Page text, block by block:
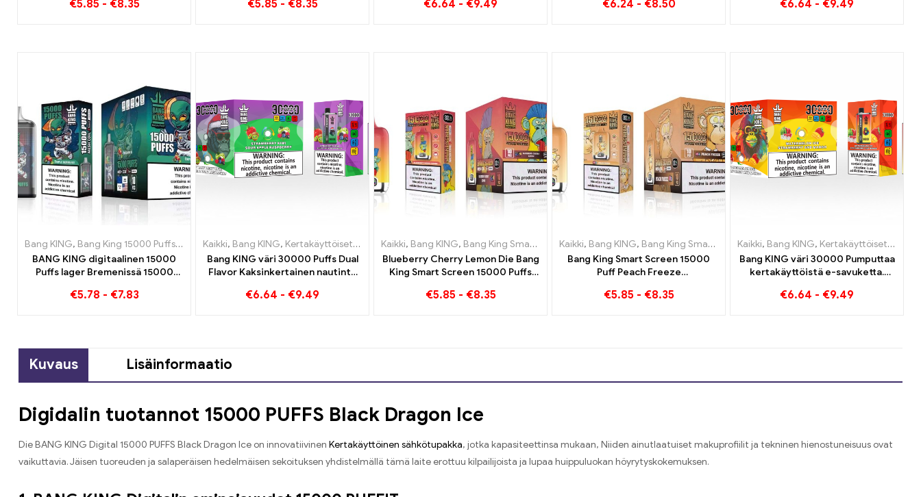
savuketta
€5.85 - €8.35
Jelly Bang King Smart Screen -
€5.85 - €8.35
Strawberry Watermelonilla ja Kiwi
€6.64 - €9.49 €6.24 - €8.50
Kaksinkertainen maku
€6.64 - €9.49
Bang KING, Bang King 15000 Puffs,Kertakäyttöinen nikotiinia sisältävä sähkötupakka,Kertakäyttöiset e-savukkeet
BANG KING digitaalinen 15000
Puffs lager Bremenissä 15000
€5.78 - €7.83
Kaikki, Bang KING, Kertakäyttöiset sähkösavukkeet Liettua , Kertakäyttöiset sähkösavukkeet Luxemburg,Kertakäyttöiset sähkösavukkeet Alankomaat,
Bang KING väri 30000 Puffs Dual
Flavor Kaksinkertainen nautinto
omenavadelman kanssa
€6.64 - €9.49
Kaikki, Bang KING, Bang King Smart Screen 15000 Pullistaa , Kertakäyttöiset sähkösavukkeet Liettua, Kertakäyttöiset
Blueberry Cherry Lemon Die Bang
King Smart Screen 15000 Puffs
kertakäyttöiseen e-
€5.85 - €8.35
Kaikki, Bang KING, Bang King Smart Screen 15000 Pullistaa , Kertakäyttöiset
Bang King Smart Screen 15000
Puff Peach Freeze
€5.85 - €8.35
Kaikki, Bang KING, Kertakäyttöiset sähkösavukkeet Liettua
Bang KING väri 30000 Pumputtaa
kertakäyttöistä e-savuketta.
vesimelonijäätelöä ja trooppista
€6.64 - €9.49
Kuvaus Lisäinformaatio
Digidalin tuotannot 15000 PUFFS Black Dragon Ice
Die BANG KING Digital 15000 PUFFS Black Dragon Ice on innovatiivinen Kertakäyttöinen sähkötupakka, jotka kapasiteettinsa mukaan, Niiden ainutlaatuiset makuprofiilit ja tekninen hienostuneisuus ovat
vaikuttavia. Jäisen tuoreuden ja salaperäisen hedelmäisen sekoituksen yhdistelmällä tämä laite erottuu kilpailijoista ja lupaa huippuluokan höyrytyskokemuksen.